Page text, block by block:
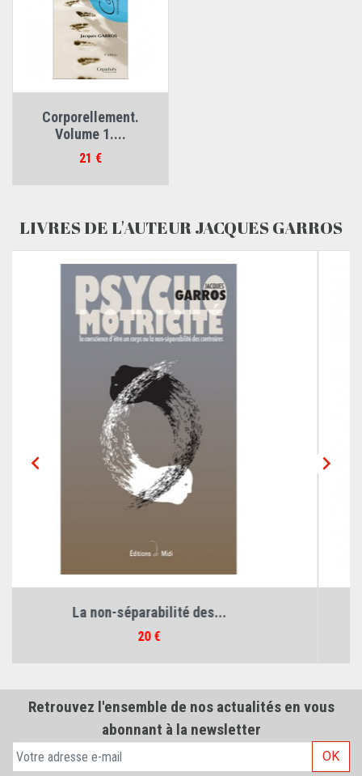
Corporellement.
Volume 1....
Prix
21 €
LIVRES DE L'AUTEUR JACQUES GARROS

Corporellement. Volume 1....

Retrouvez l'ensemble de nos actualités en vous
abonnant à la newsletter
OK